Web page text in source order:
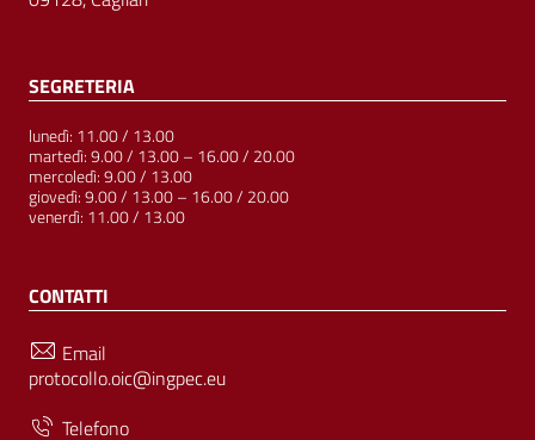
SEGRETERIA
lunedì: 11.00 / 13.00
martedì: 9.00 / 13.00 – 16.00 / 20.00
mercoledì: 9.00 / 13.00
giovedì: 9.00 / 13.00 – 16.00 / 20.00
venerdì: 11.00 / 13.00
CONTATTI
Email
protocollo.oic@ingpec.eu
Telefono